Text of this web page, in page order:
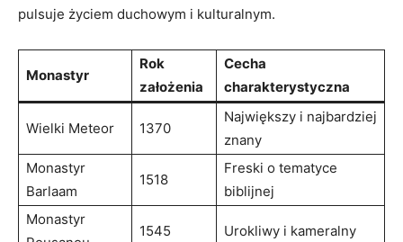
pulsuje życiem duchowym i kulturalnym.
Monastyr
Rok
założenia
Cecha
charakterystyczna
Wielki Meteor 1370
Największy i najbardziej
znany
Monastyr
Barlaam
1518
Freski o tematyce
biblijnej
Monastyr
1545 Urokliwy i kameralny